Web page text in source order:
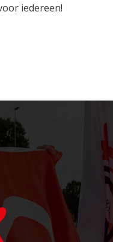
iedereen!